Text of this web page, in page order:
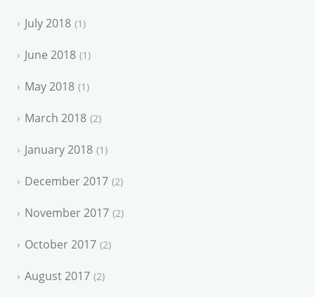
July 2018 1
June 2018 1
May 2018 1
March 2018 2
January 2018 1
December 2017 2
November 2017 2
October 2017 2
August 2017 2